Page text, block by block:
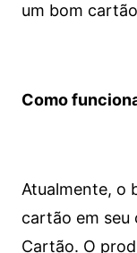
um bom
Como
Atualmente, o
cartão em seu
Cartão. O